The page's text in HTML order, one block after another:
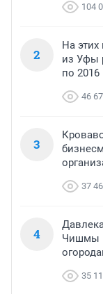
104
2
На
из Уфы
по
46
3
37
4
Чишмы
35